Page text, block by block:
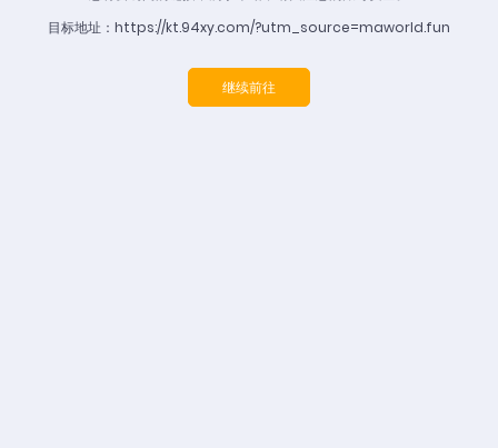
目标地址：https://kt.94xy.com/?utm_source=maworld.fun
继续前往